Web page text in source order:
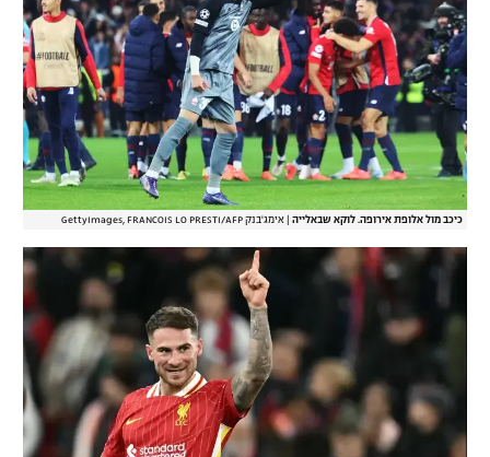
כיכב מול אלופת אירופה. לוקא שבאלייה אימג'בנק GettyImages, FRANCOIS LO PRESTI/AFP